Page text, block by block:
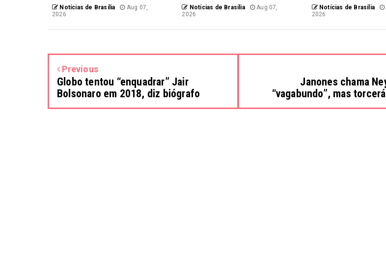
Notícias de Brasília
Aug 07,
2026
Notícias de Brasília
Aug 07,
2026
Notícias de Brasília
2026
Previous
Globo tentou “enquadrar” Jair
Bolsonaro em 2018, diz biógrafo
Janones chama
“vagabundo”, mas